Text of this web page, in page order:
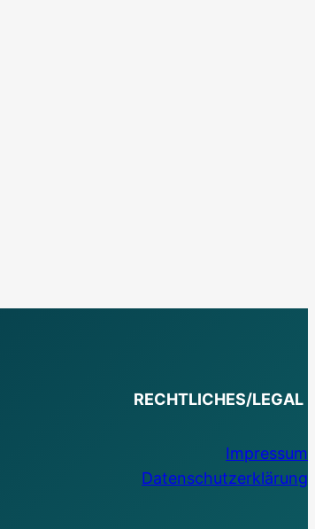
RECHTLICHES/LEGAL
Impressum
Datenschutzerklärung